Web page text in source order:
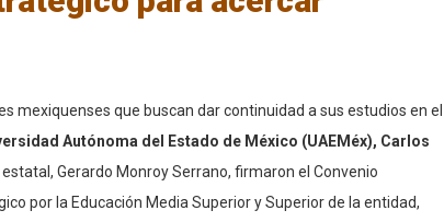
mexiquenses que buscan dar continuidad a sus estudios en el
Autónoma del Estado de México (UAEMéx), Carlos
Gerardo Monroy Serrano, firmaron el Convenio
por la Educación Media Superior y Superior de la entidad,